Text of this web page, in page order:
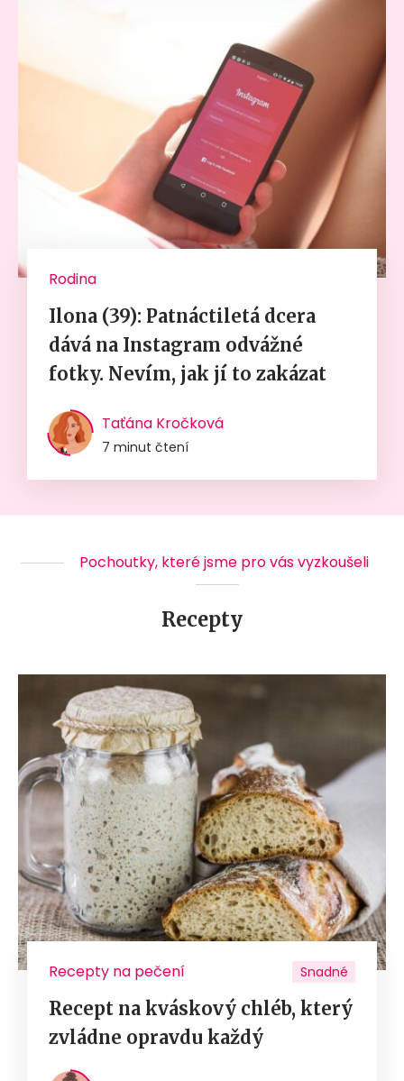
Rodina
Ilona (39): Patnáctiletá dcera
dává na Instagram odvážné
fotky. Nevím, jak jí to zakázat
Taťána Kročková
7 minut čtení
Pochoutky, které jsme pro vás vyzkoušeli
Recepty
Recepty na pečení Snadné
Recept na kváskový chléb, který
zvládne opravdu každý